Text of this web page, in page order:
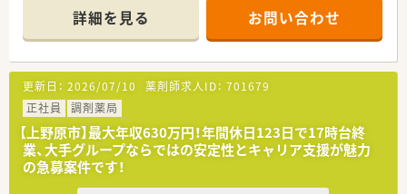
■一日の応需枚数は平均すると50枚程。
薬剤師様は常勤1名、パート1名が在籍されています。
■面分業で、もっとも応需の多い内科・心療内科も多くて30％
程。
■40～50代の方が活躍されています。
＼働き方について／
■平日9時～18時30分、土曜9時～13時のうちで勤務日数・時間
帯など柔軟にご相談可能です。
■実働週20時間以上で社会保険への加入が可能です！
■在宅はお届け程度です。
詳細を見る お問い合わせ
更新日： 2026/07/10 薬剤師求人ID： 701679
正社員
調剤薬局
【上野原市】最大年収630万円！年間休日123日で17時台終
業、大手グループならではの安定性とキャリア支援が魅力
の急募案件です！